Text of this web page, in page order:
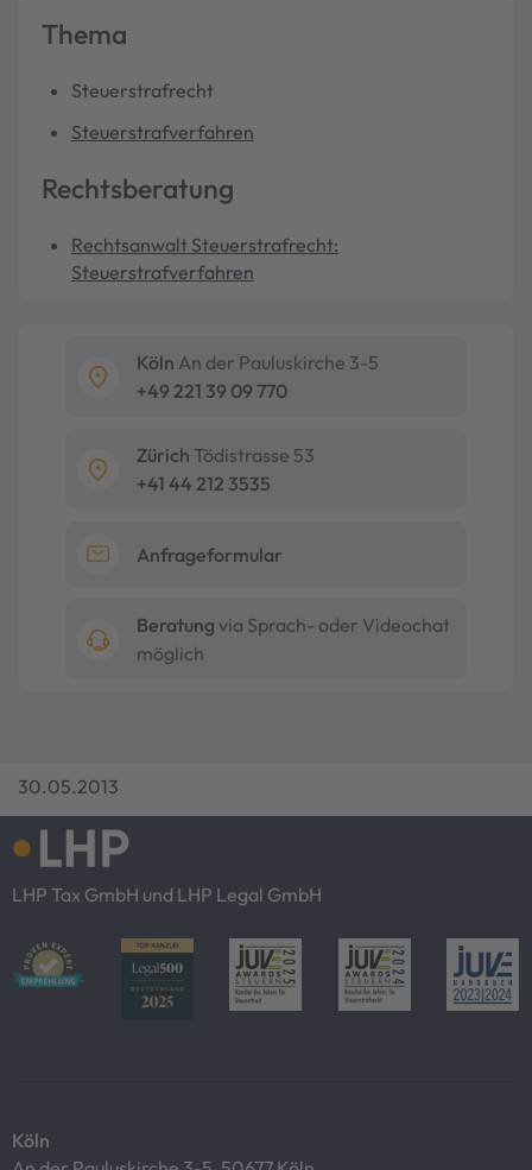
Thema
Steuerstrafrecht
Steuerstrafverfahren
Rechtsberatung
Rechtsanwalt Steuerstrafrecht:
Steuerstrafverfahren
Köln An der Pauluskirche 3-5
+49 221 39 09 770
Zürich Tödistrasse 53
+41 44 212 3535
Anfrageformular
Beratung via Sprach- oder Videochat
möglich
30.05.2013
LHP Tax GmbH und LHP Legal GmbH
Köln